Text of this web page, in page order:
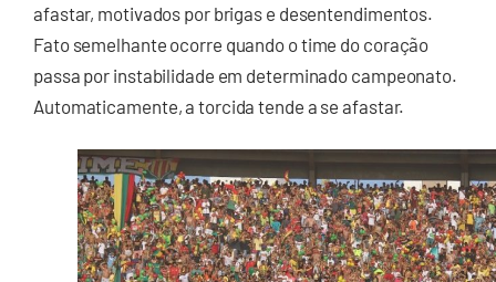
afastar, motivados por brigas e desentendimentos.
Fato semelhante ocorre quando o time do coração
passa por instabilidade em determinado campeonato.
Automaticamente, a torcida tende a se afastar.